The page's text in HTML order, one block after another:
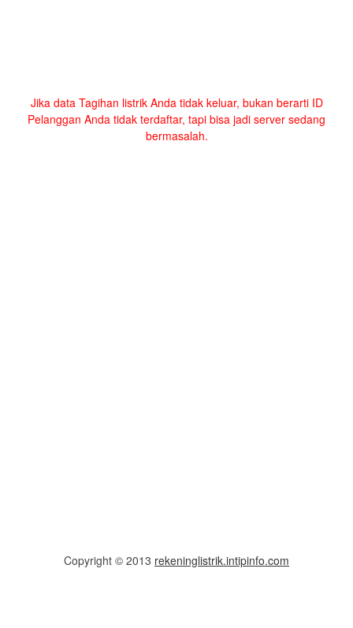
Jika data Tagihan listrik Anda tidak keluar, bukan berarti ID
Pelanggan Anda tidak terdaftar, tapi bisa jadi server sedang
bermasalah.
Copyright © 2013 rekeninglistrik.intipinfo.com